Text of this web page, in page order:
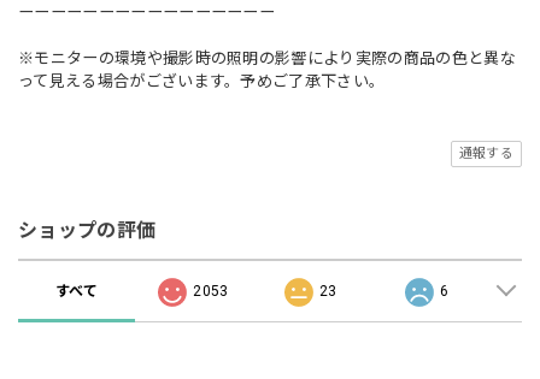
ーーーーーーーーーーーーーーーー
※モニターの環境や撮影時の照明の影響により実際の商品の色と異な
って見える場合がございます。予めご了承下さい。
通報する
ショップの評価
すべて 2053 23 6